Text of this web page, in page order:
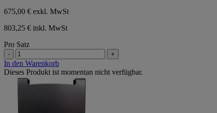
675,00 € exkl. MwSt
803,25 € inkl. MwSt
Pro Satz
- +
In den Warenkorb
Dieses Produkt ist momentan nicht verfügbar.